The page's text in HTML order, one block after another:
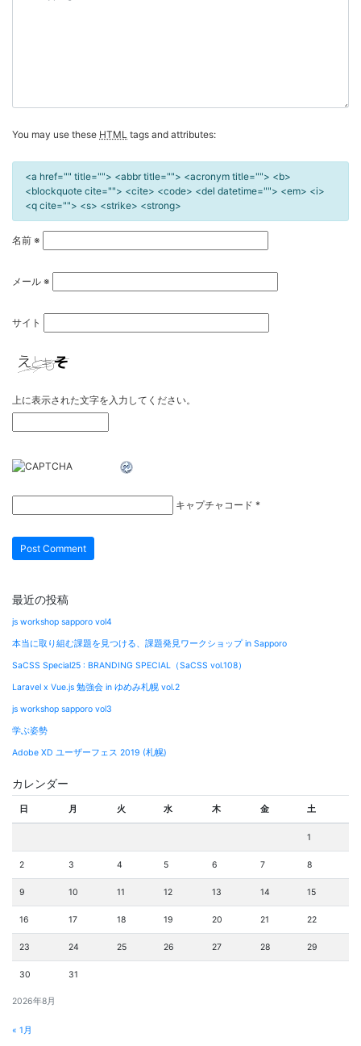
You may use these HTML tags and attributes:
<a href="" title=""> <abbr title=""> <acronym title=""> <b>
<blockquote cite=""> <cite> <code> <del datetime=""> <em> <i>
<q cite=""> <s> <strike> <strong>
名前 ※
メール ※
サイト
上に表示された文字を入力してください。
キャプチャコード *
最近の投稿
js workshop sapporo vol4
本当に取り組む課題を見つける、課題発見ワークショップ in Sapporo
SaCSS Special25 : BRANDING SPECIAL（SaCSS vol.108）
Laravel x Vue.js 勉強会 in ゆめみ札幌 vol.2
js workshop sapporo vol3
学ぶ姿勢
Adobe XD ユーザーフェス 2019 (札幌)
カレンダー
2026年8月
日 月 火 水 木 金 土
1
2 3 4 5 6 7 8
9 10 11 12 13 14 15
16 17 18 19 20 21 22
23 24 25 26 27 28 29
30 31
« 1月